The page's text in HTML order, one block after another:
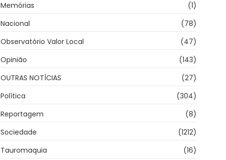
Memórias
(1)
Nacional
(78)
Observatório Valor Local
(47)
Opinião
(143)
OUTRAS NOTÍCIAS
(27)
Política
(304)
Reportagem
(8)
Sociedade
(1212)
Tauromaquia
(16)